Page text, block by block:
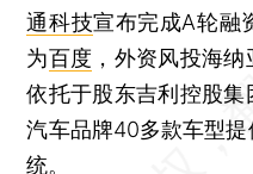
通科技宣布完成A轮融
为百度 ，外资风投海
依托于股东吉利控股集
汽车品牌40多款车型提
统。